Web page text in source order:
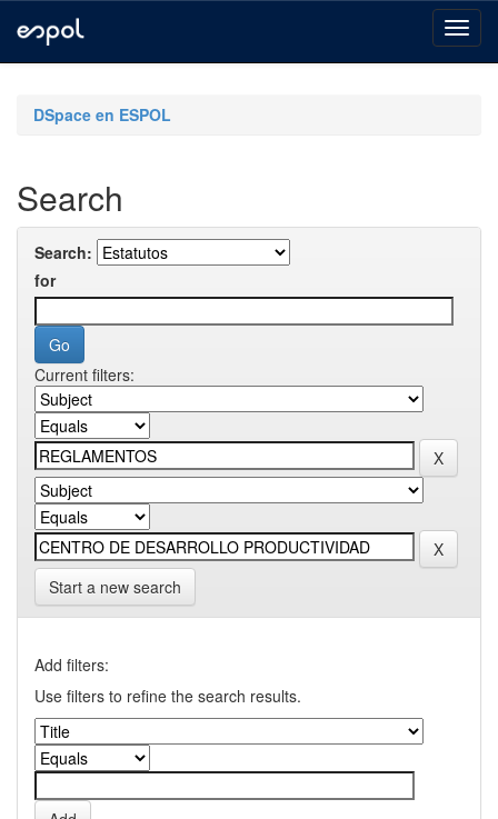
navigationDSpace en ESPOL
Search
Search:
for
Current filters:
Start a new search
Add filters:
Use filters to refine the search results.